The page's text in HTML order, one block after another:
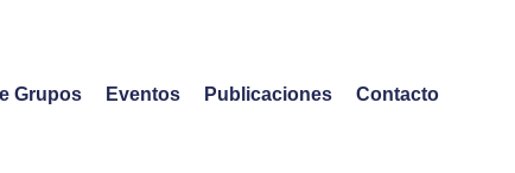
Grupos Eventos Publicaciones Contacto